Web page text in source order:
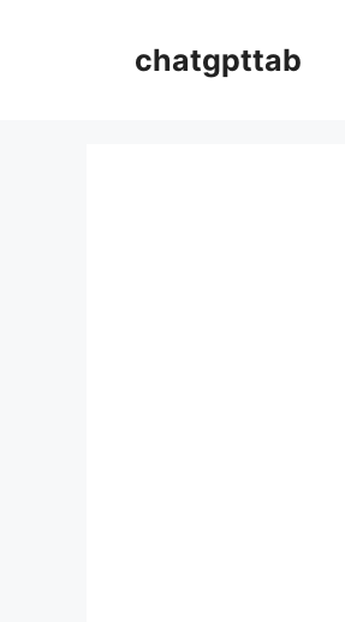
chatgpttab